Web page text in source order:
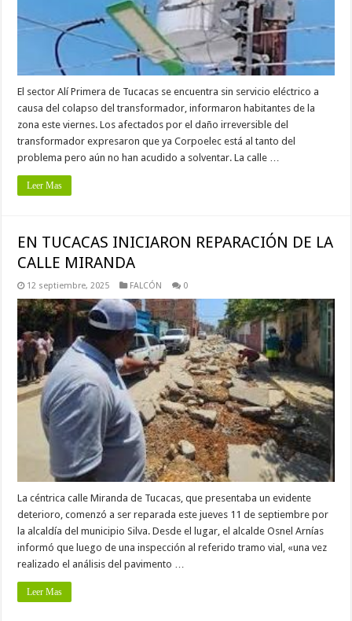
El sector Alí Primera de Tucacas se encuentra sin servicio eléctrico a
causa del colapso del transformador, informaron habitantes de la
zona este viernes. Los afectados por el daño irreversible del
transformador expresaron que ya Corpoelec está al tanto del
problema pero aún no han acudido a solventar. La calle …
Leer Mas
EN TUCACAS INICIARON REPARACIÓN DE LA
CALLE MIRANDA
12 septiembre, 2025 FALCÓN 0
La céntrica calle Miranda de Tucacas, que presentaba un evidente
deterioro, comenzó a ser reparada este jueves 11 de septiembre por
la alcaldía del municipio Silva. Desde el lugar, el alcalde Osnel Arnías
informó que luego de una inspección al referido tramo vial, «una vez
realizado el análisis del pavimento …
Leer Mas